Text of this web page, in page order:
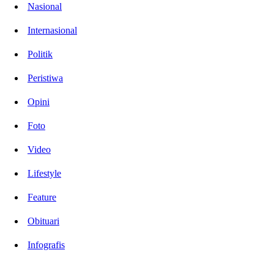
Nasional
Internasional
Politik
Peristiwa
Opini
Foto
Video
Lifestyle
Feature
Obituari
Infografis